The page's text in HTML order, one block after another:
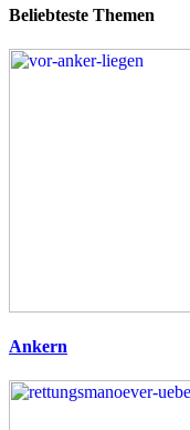
Beliebteste Themen
Ankern